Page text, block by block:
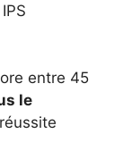
entre 45
le